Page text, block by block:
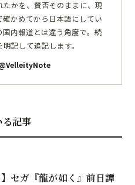
たかを、賛否そのままに、現
かめてから日本語にしてい
国内報道とは違う角度で。続
記して追記します。
る記事
】セガ『龍が如く』前日譚